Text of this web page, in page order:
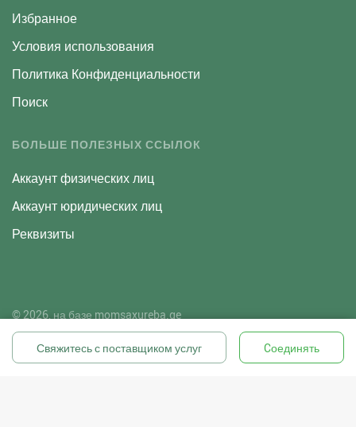
Избранное
Условия использования
Политика Конфиденциальности
Поиск
БОЛЬШЕ ПОЛЕЗНЫХ ССЫЛОК
Aккаунт физических лиц
Aккаунт юридических лиц
Реквизиты
© 2026, на базе momsaxureba.ge